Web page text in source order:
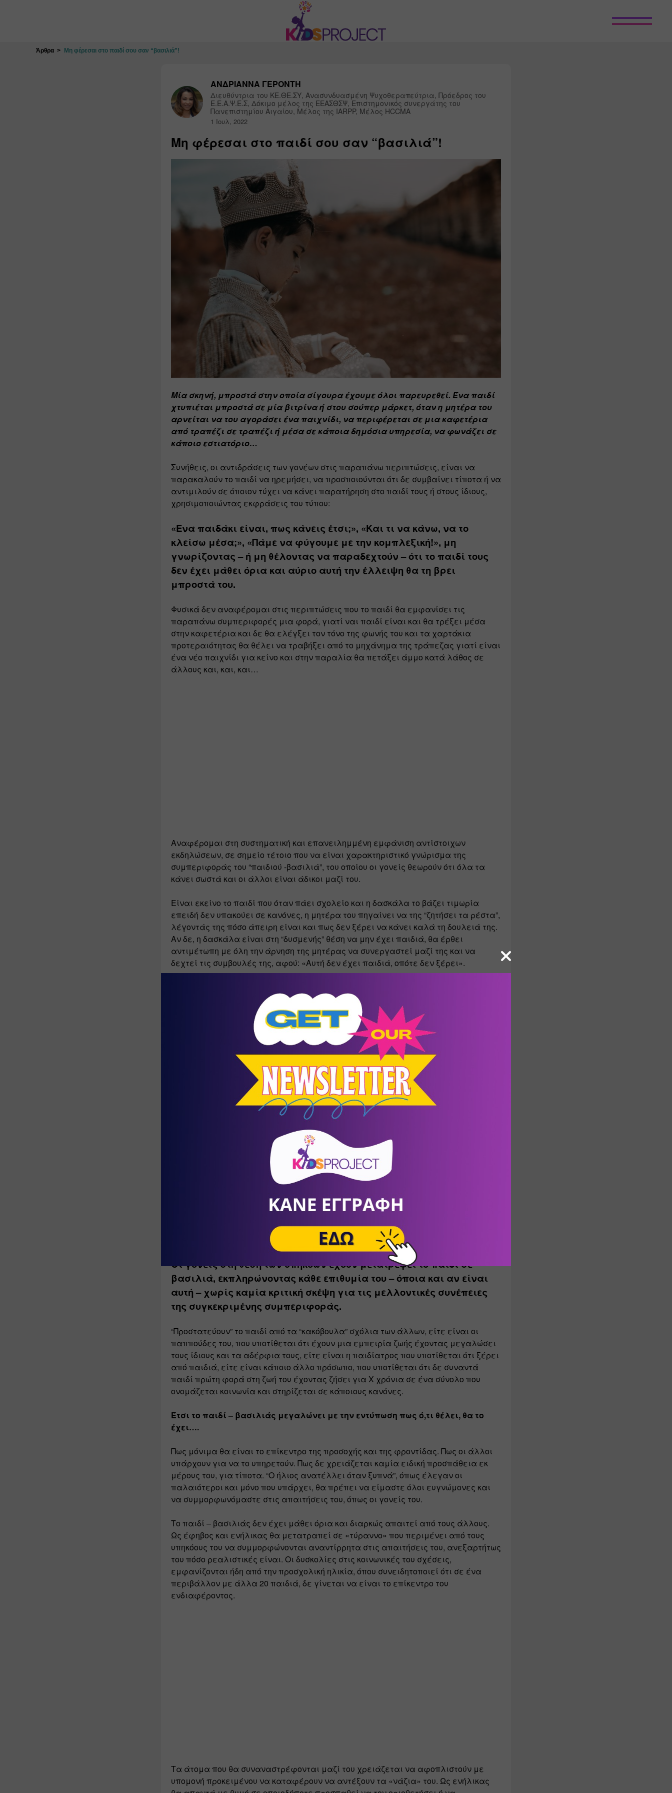
Άρθρα Μη φέρεσαι στο παιδί σου σαν “βασιλιά”!
ΑΝΔΡΙΑΝΝΑ ΓΕΡΟΝΤΗ
Διευθύντρια του ΚΕ.ΘΕ.ΣΥ, Ανασυνδυασμένη Ψυχοθεραπεύτρια, Πρόεδρος του
Ε.Ε.Α.Ψ.Ε.Σ, Δόκιμο μέλος της ΕΕΑΣΘΣΨ, Επιστημονικός συνεργάτης του
Πανεπιστημίου Αιγαίου, Μέλος της IARPP, Μέλος HCCMA
1 Ιουλ, 2022
Μη φέρεσαι στο παιδί σου σαν “βασιλιά”!
Μία σκηνή, μπροστά στην οποία σίγουρα έχουμε όλοι παρευρεθεί. Ένα παιδί
χτυπιέται μπροστά σε μία βιτρίνα ή στου σούπερ μάρκετ, όταν η μητέρα του
αρνείται να του αγοράσει ένα παιχνίδι, να περιφέρεται σε μια καφετέρια
από τραπέζι σε τραπέζι ή μέσα σε κάποια δημόσια υπηρεσία, να φωνάζει σε
κάποιο εστιατόριο…
Συνήθεις, οι αντιδράσεις των γονέων στις παραπάνω περιπτώσεις, είναι να
παρακαλούν το παιδί να ηρεμήσει, να προσποιούνται ότι δε συμβαίνει τίποτα ή να
αντιμιλούν σε όποιον τύχει να κάνει παρατήρηση στο παιδί τους ή στους ίδιους,
χρησιμοποιώντας εκφράσεις του τύπου:
«Ένα παιδάκι είναι, πως κάνεις έτσι;», «Και τι να κάνω, να το
κλείσω μέσα;», «Πάμε να φύγουμε με την κομπλεξική!», μη
γνωρίζοντας – ή μη θέλοντας να παραδεχτούν – ότι το παιδί τους
δεν έχει μάθει όρια και αύριο αυτή την έλλειψη θα τη βρει
μπροστά του.
Φυσικά δεν αναφέρομαι στις περιπτώσεις που το παιδί θα εμφανίσει τις
παραπάνω συμπεριφορές μια φορά, γιατί ναι παιδί είναι και θα τρέξει μέσα
στην καφετέρια και δε θα ελέγξει τον τόνο της φωνής του και τα χαρτάκια
προτεραιότητας θα θέλει να τραβήξει από το μηχάνημα της τράπεζας γιατί είναι
ένα νέο παιχνίδι για κείνο και στην παραλία θα πετάξει άμμο κατά λάθος σε
άλλους και, και, και…
Αναφέρομαι στη συστηματική και επανειλημμένη εμφάνιση αντίστοιχων
εκδηλώσεων, σε σημείο τέτοιο που να είναι χαρακτηριστικό γνώρισμα της
συμπεριφοράς του “παιδιού -βασιλιά”, του οποίου οι γονείς θεωρούν ότι όλα τα
κάνει σωστά και οι άλλοι είναι άδικοι μαζί του.
Είναι εκείνο το παιδί που όταν πάει σχολείο και η δασκάλα το βάζει τιμωρία
επειδή δεν υπακούει σε κανόνες, η μητέρα του πηγαίνει να της “ζητήσει τα ρέστα”,
λέγοντάς της πόσο άπειρη είναι και πως δεν ξέρει να κάνει καλά τη δουλειά της.
Αν δε, η δασκάλα είναι στη “δυσμενής” θέση να μην έχει παιδιά, θα έρθει
αντιμέτωπη με όλη την άρνηση της μητέρας να συνεργαστεί μαζί της και να
δεχτεί τις συμβουλές της, αφού: «Αυτή δεν έχει παιδιά, οπότε δεν ξέρει».
Μητέρες παντοδύναμες που μόνο εκείνες γνωρίζουν τι είναι σωστό για το παιδί
τους, που συνήθως θα έχουν διαβάσει βιβλία για το μητρικό ρόλο κρατώντας όμως
μόνο τα χωρία εκείνα που συνάδουν με τις παιδαγωγικές τους μεθόδους.
Οι πατέρες από την άλλη, συνήθως είτε εργάζονται πολλές ώρες οπότε η
συμμετοχή τους στη διαπαιδαγώγηση του παιδιού είναι περιορισμένη, είτε
θεωρούν πως η μητέρα έχει πάντα δίκιο, οπότε δεν προβάλλουν καμία αντίρρηση
στις μεθόδους της. Σε περίπτωση που αντιταχθούν, έρχονται αντιμέτωποι με την
αντίδρασή της και στο τέλος σιωπούν, αφήνοντας τη θέση τους ανυπεράσπιστη.
Το φαινόμενο εμφανίζεται συχνά σε ζευγάρια που λειτουργούν
αποκλειστικά ως γονείς, έχοντας παραμερίσει το ρόλο των ερωτικών
θέση του συντρόφου, προσπαθώντας να καλύψουν το κενό, μετατρέποντας το
παιδί στον απόλυτο βασιλιά της ζωής τους. Μία θέση που για το παιδί σημαίνει
ανταγωνιστική σχέση με τον άλλο γονέα και ακύρωση του ρόλου του,
λειτουργώντας ως υποκατάστατο συζύγου ή ως όπλο εναντίον του.
Οι γονείς στη θέση των υπηκόων έχουν μετατρέψει το παιδί σε
βασιλιά, εκπληρώνοντας κάθε επιθυμία του – όποια και αν είναι
αυτή – χωρίς καμία κριτική σκέψη για τις μελλοντικές συνέπειες
της συγκεκριμένης συμπεριφοράς.
“Προστατεύουν” το παιδί από τα “κακόβουλα” σχόλια των άλλων, είτε είναι οι
παππούδες του, που υποτίθεται ότι έχουν μια εμπειρία ζωής έχοντας μεγαλώσει
τους ίδιους και τα αδέρφια τους, είτε είναι η παιδίατρος που υποτίθεται ότι ξέρει
από παιδιά, είτε είναι κάποιο άλλο πρόσωπο, που υποτίθεται ότι δε συναντά
παιδί πρώτη φορά στη ζωή του έχοντας ζήσει για Χ χρόνια σε ένα σύνολο που
ονομάζεται κοινωνία και στηρίζεται σε κάποιους κανόνες.
Έτσι το παιδί – βασιλιάς μεγαλώνει με την εντύπωση πως ό,τι θέλει, θα το
έχει….
Πως μόνιμα θα είναι το επίκεντρο της προσοχής και της φροντίδας. Πως οι άλλοι
υπάρχουν για να το υπηρετούν. Πως δε χρειάζεται καμία ειδική προσπάθεια εκ
μέρους του, για τίποτα. “Ο ήλιος ανατέλλει όταν ξυπνά”, όπως έλεγαν οι
παλαιότεροι και μόνο που υπάρχει, θα πρέπει να είμαστε όλοι ευγνώμονες και
να συμμορφωνόμαστε στις απαιτήσεις του, όπως οι γονείς του.
Το παιδί – βασιλιάς δεν έχει μάθει όρια και διαρκώς απαιτεί από τους άλλους.
Ως έφηβος και ενήλικας θα μετατραπεί σε «τύραννο» που περιμένει από τους
υπηκόους του να συμμορφώνονται αναντίρρητα στις απαιτήσεις του, ανεξαρτήτως
του πόσο ρεαλιστικές είναι. Οι δυσκολίες στις κοινωνικές του σχέσεις,
εμφανίζονται ήδη από την προσχολική ηλικία, όπου συνειδητοποιεί ότι σε ένα
περιβάλλον με άλλα 20 παιδιά, δε γίνεται να είναι το επίκεντρο του
ενδιαφέροντος.
Τα άτομα που θα συναναστρέφονται μαζί του χρειάζεται να αφοπλιστούν με
υπομονή προκειμένου να καταφέρουν να αντέξουν τα «νάζια» του. Ως ενήλικας